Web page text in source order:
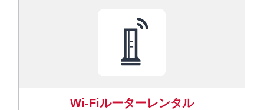
Wi-Fiルーターレンタル